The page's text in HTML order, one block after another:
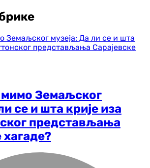
Земаљског
се и шта крије иза
представљања
хагаде?